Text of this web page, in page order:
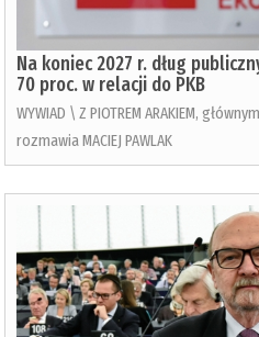
Na koniec 2027 r. dług
70 proc. w relacji do PKB
WYWIAD \ Z PIOTREM ARAKIEM,
rozmawia MACIEJ PAWLAK